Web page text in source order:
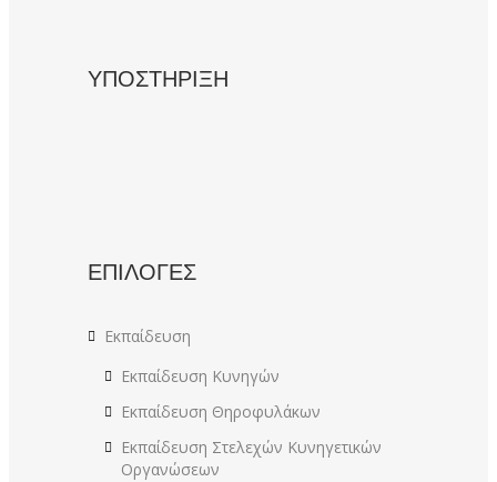
ΥΠΟΣΤΗΡΙΞΗ
ΕΠΙΛΟΓΕΣ
Εκπαίδευση
Εκπαίδευση Κυνηγών
Εκπαίδευση Θηροφυλάκων
Εκπαίδευση Στελεχών Κυνηγετικών
Οργανώσεων